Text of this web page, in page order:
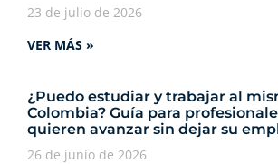
23 de julio de 2026
VER MÁS »
¿Puedo estudiar y trabajar al
Colombia? Guía para
quieren avanzar sin dejar su
26 de junio de 2026